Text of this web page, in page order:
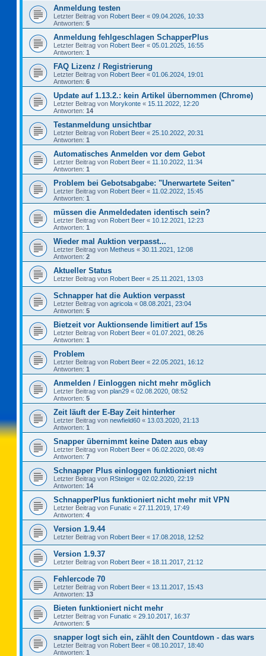
Anmeldung testen
Letzter Beitrag von Robert Beer « 09.04.2026, 10:33
Antworten: 5
Anmeldung fehlgeschlagen SchapperPlus
Letzter Beitrag von Robert Beer « 05.01.2025, 16:55
Antworten: 1
FAQ Lizenz / Registrierung
Letzter Beitrag von Robert Beer « 01.06.2024, 19:01
Antworten: 6
Update auf 1.13.2.: kein Artikel übernommen (Chrome)
Letzter Beitrag von Morykonte « 15.11.2022, 12:20
Antworten: 14
Testanmeldung unsichtbar
Letzter Beitrag von Robert Beer « 25.10.2022, 20:31
Antworten: 1
Automatisches Anmelden vor dem Gebot
Letzter Beitrag von Robert Beer « 11.10.2022, 11:34
Antworten: 1
Problem bei Gebotsabgabe: "Unerwartete Seiten"
Letzter Beitrag von Robert Beer « 11.02.2022, 15:45
Antworten: 1
müssen die Anmeldedaten identisch sein?
Letzter Beitrag von Robert Beer « 10.12.2021, 12:23
Antworten: 1
Wieder mal Auktion verpasst...
Letzter Beitrag von Metheus « 30.11.2021, 12:08
Antworten: 2
Aktueller Status
Letzter Beitrag von Robert Beer « 25.11.2021, 13:03
Schnapper hat die Auktion verpasst
Letzter Beitrag von agricola « 08.08.2021, 23:04
Antworten: 5
Bietzeit vor Auktionsende limitiert auf 15s
Letzter Beitrag von Robert Beer « 01.07.2021, 08:26
Antworten: 1
Problem
Letzter Beitrag von Robert Beer « 22.05.2021, 16:12
Antworten: 1
Anmelden / Einloggen nicht mehr möglich
Letzter Beitrag von plan29 « 02.08.2020, 08:52
Antworten: 5
Zeit läuft der E-Bay Zeit hinterher
Letzter Beitrag von newfield60 « 13.03.2020, 21:13
Antworten: 1
Snapper übernimmt keine Daten aus ebay
Letzter Beitrag von Robert Beer « 06.02.2020, 08:49
Antworten: 7
Schnapper Plus einloggen funktioniert nicht
Letzter Beitrag von RSteiger « 02.02.2020, 22:19
Antworten: 14
SchnapperPlus funktioniert nicht mehr mit VPN
Letzter Beitrag von Funatic « 27.11.2019, 17:49
Antworten: 4
Version 1.9.44
Letzter Beitrag von Robert Beer « 17.08.2018, 12:52
Version 1.9.37
Letzter Beitrag von Robert Beer « 18.11.2017, 21:12
Fehlercode 70
Letzter Beitrag von Robert Beer « 13.11.2017, 15:43
Antworten: 13
Bieten funktioniert nicht mehr
Letzter Beitrag von Funatic « 29.10.2017, 16:37
Antworten: 5
snapper logt sich ein, zählt den Countdown - das wars
Letzter Beitrag von Robert Beer « 08.10.2017, 18:40
Antworten: 1